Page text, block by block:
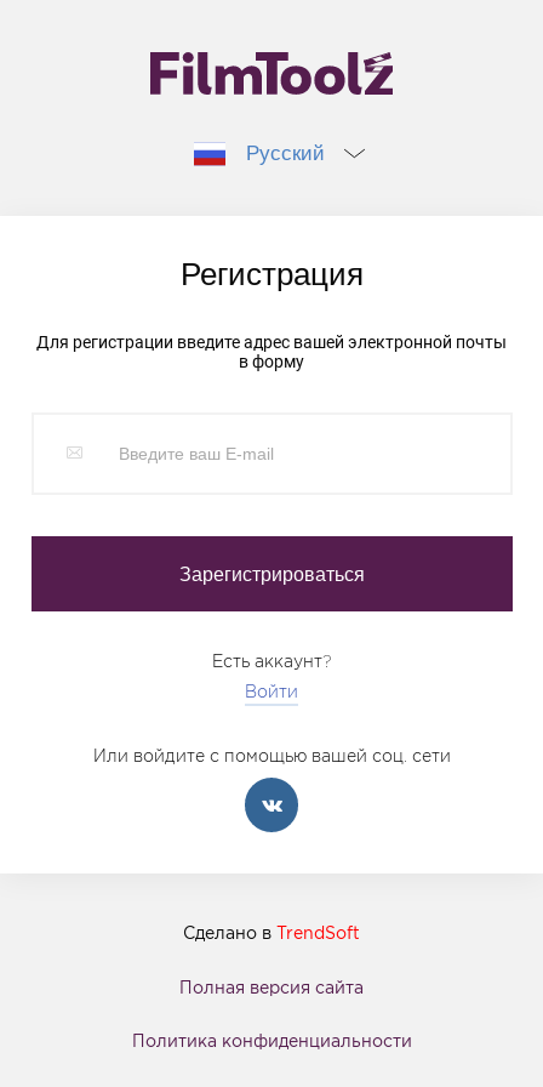
Русский
Регистрация
Для регистрации введите адрес вашей электронной почты
в форму
Есть аккаунт?
Войти
Или войдите с помощью вашей соц. сети
Сделано в TrendSoft
Полная версия сайта
Политика конфиденциальности